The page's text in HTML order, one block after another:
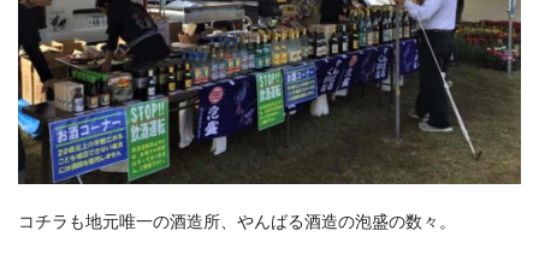
コチラも地元唯一の酒造所、やんばる酒造の泡盛の数々。